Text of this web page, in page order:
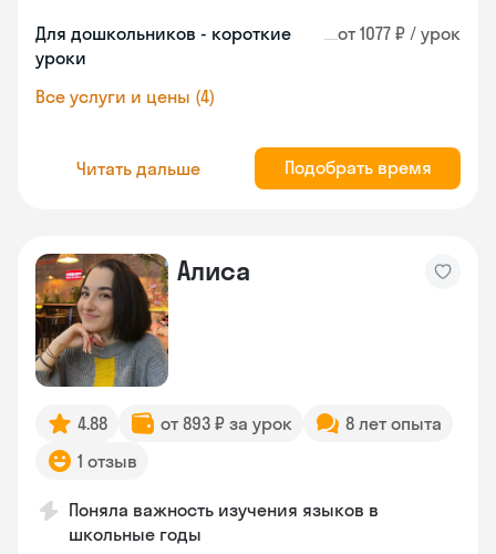
Для дошкольников - короткие
уроки
от 1077 ₽ / урок
Все услуги и цены (4)
Читать дальше Подобрать время
Алиса
4.88 от 893 ₽ за урок
8 лет опыта
1 отзыв
Поняла важность изучения языков в
школьные годы